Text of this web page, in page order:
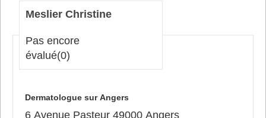
Meslier Christine
Pas encore
évalué(0)
Dermatologue sur Angers
6 Avenue Pasteur 49000 Angers